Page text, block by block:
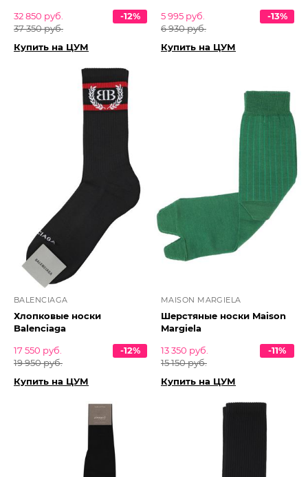
32 850 руб.
37 350 руб.
-12%
Купить на ЦУМ
5 995 руб.
6 930 руб.
-13%
Купить на ЦУМ
BALENCIAGA
Хлопковые носки
Balenciaga
17 550 руб.
19 950 руб.
-12%
Купить на ЦУМ
MAISON MARGIELA
Шерстяные носки Maison
Margiela
13 350 руб.
15 150 руб.
-11%
Купить на ЦУМ